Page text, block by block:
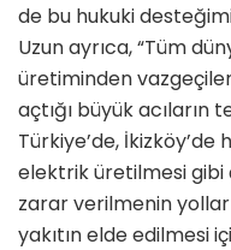
de bu hukuki
Uzun ayrıca, “Tüm
üretiminden
açtığı büyük acıların
Türkiye’de,
elektrik üretilmesi gibi
zarar verilmenin
yakıtın elde edilmesi